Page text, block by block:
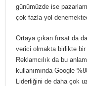
günümüzde ise
çok fazla yol
Ortaya çıkan fırsat da
verici olmakta birlikte bir
Reklamcılık da bu
kullanımında Google
Liderliğini de daha çok